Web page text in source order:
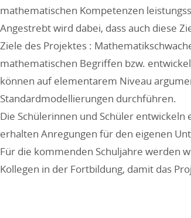
mathemati­schen Kompetenzen
An­gestrebt wird dabei, dass auch diese
Ziele des Projektes :
mathematischen Begriffen bzw.
können auf elementarem Niveau
Standardmodellierungen durchführen.
Die Schülerinnen und Schüler
erhalten Anregungen für den eigenen
Für die kommenden Schuljahre werden
Kollegen in der Fortbildung, damit das